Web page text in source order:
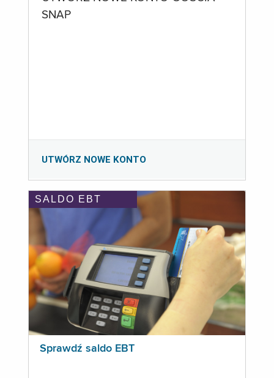
SNAP
UTWÓRZ NOWE KONTO
SALDO EBT
Sprawdź saldo EBT